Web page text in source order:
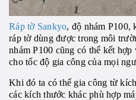
Ráp tờ Sankyo, độ nhám P100,
ráp tờ dùng được trong môi
nhám P100 cũng có thể kết
cho tốc độ gia công của mọi
Khi đó ta có thể gia công từ
các kích thước khác phù hợp